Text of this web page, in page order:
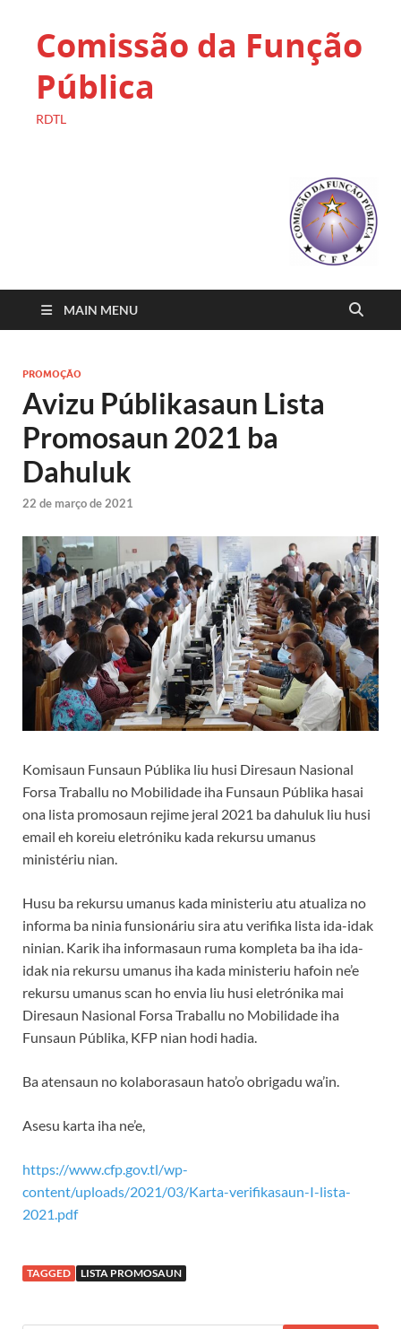
Comissão da Função
Pública
RDTL
MAIN MENU
PROMOÇÃO
Avizu Públikasaun Lista
Promosaun 2021 ba
Dahuluk
22 de março de 2021
Komisaun Funsaun Públika liu husi Diresaun Nasional
Forsa Traballu no Mobilidade iha Funsaun Públika hasai
ona lista promosaun rejime jeral 2021 ba dahuluk liu husi
email eh koreiu eletróniku kada rekursu umanus
ministériu nian.
Husu ba rekursu umanus kada ministeriu atu atualiza no
informa ba ninia funsionáriu sira atu verifika lista ida-idak
ninian. Karik iha informasaun ruma kompleta ba iha ida-
idak nia rekursu umanus iha kada ministeriu hafoin ne’e
rekursu umanus scan ho envia liu husi eletrónika mai
Diresaun Nasional Forsa Traballu no Mobilidade iha
Funsaun Públika, KFP nian hodi hadia.
Ba atensaun no kolaborasaun hato’o obrigadu wa’in.
Asesu karta iha ne’e,
https://www.cfp.gov.tl/wp-
content/uploads/2021/03/Karta-verifikasaun-I-lista-
2021.pdf
TAGGED LISTA PROMOSAUN